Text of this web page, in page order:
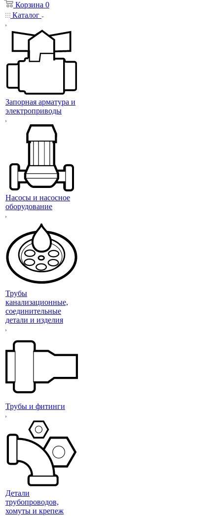
Корзина 0
Каталог
Запорная арматура и
электроприводы
Насосы и насосное
оборудование
Трубы
канализационные,
соединительные
детали и изделия
Трубы и фитинги
Детали
трубопроводов,
хомуты и крепеж